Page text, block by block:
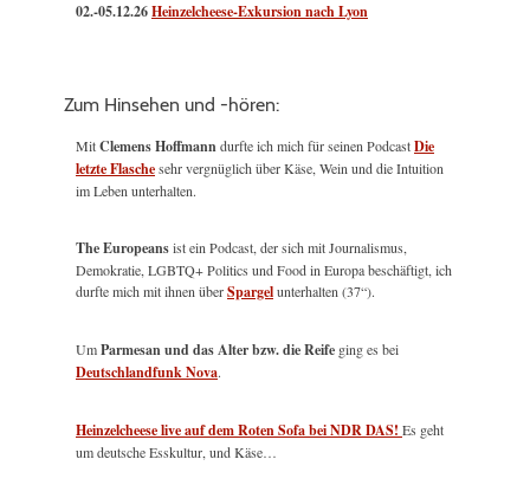
02.-05.12.26Heinzelcheese-Exkursion nach Lyon
Zum Hinsehen und -hören:
MitClemens Hoffmanndurfte ich mich für seinen PodcastDie
letzte Flaschesehr vergnüglich über Käse, Wein und die Intuition
im Leben unterhalten.
The Europeansist ein Podcast, der sich mit Journalismus,
Demokratie, LGBTQ+ Politics und Food in Europa beschäftigt, ich
durfte mich mit ihnen überSpargelunterhalten (37“).
UmParmesan und das Alter bzw. die Reife ging es bei
Deutschlandfunk Nova.
Heinzelcheese live auf dem Roten Sofa bei NDR DAS! Es geht
um deutsche Esskultur, und Käse…